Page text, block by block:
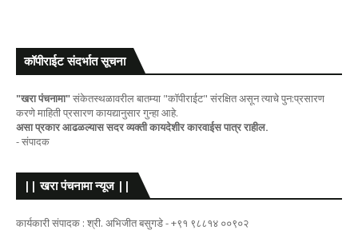
कॉपीराईट संदर्भात सूचना
"खरा पंचनामा"संकेतस्थळावरील बातम्या "कॉपीराईट" संरक्षित असून त्याचे पुन:प्रसारण
करणे माहिती प्रसारण कायद्यानुसार गुन्हा आहे.
असा प्रकार आढळल्यास सदर व्यक्ती कायदेशीर कारवाईस पात्र राहील.
- संपादक
|| खरा पंचनामा न्यूज ||
कार्यकारी संपादक : श्री. अभिजीत बसुगडे - +९१ ९८८१४ ००९०२